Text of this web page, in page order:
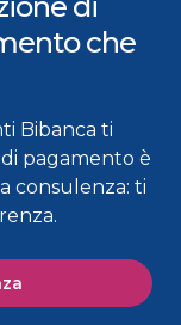
che
Bibanca ti
pagamento è
consulenza: ti